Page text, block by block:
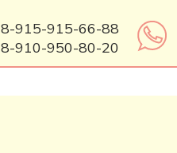
8-915-915-66-88
8-910-950-80-20